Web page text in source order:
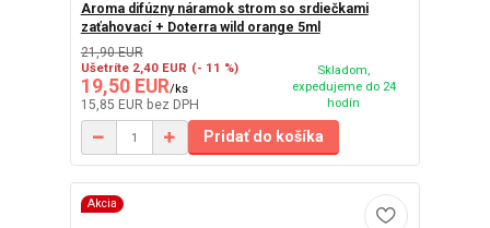
Aroma difúzny náramok strom so srdiečkami
zaťahovací + Doterra wild orange 5ml
21,90 EUR
Ušetríte 2,40 EUR (- 11 %)
19,50 EUR/ks
15,85 EUR bez DPH
Skladom,
expedujeme do 24
hodín
Pridať do košíka
Akcia